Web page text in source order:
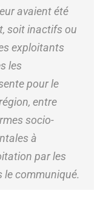
avaient été
soit inactifs ou
exploitants
les
pour le
entre
socio-
à
par les
le communiqué.